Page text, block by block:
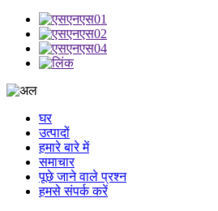
घर
उत्पादों
हमारे बारे में
समाचार
पूछे जाने वाले प्रश्न
हमसे संपर्क करें